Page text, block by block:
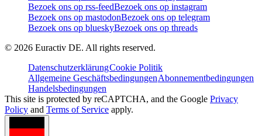
Bezoek ons op rss-feedBezoek ons op instagram
Bezoek ons op mastodonBezoek ons op telegram
Bezoek ons op blueskyBezoek ons op threads
© 2026 Euractiv DE. All rights reserved.
DatenschutzerklärungCookie Politik
Allgemeine GeschäftsbedingungenAbonnementbedingungen
Handelsbedingungen
This site is protected by reCAPTCHA, and the Google Privacy
Policy and Terms of Service apply.